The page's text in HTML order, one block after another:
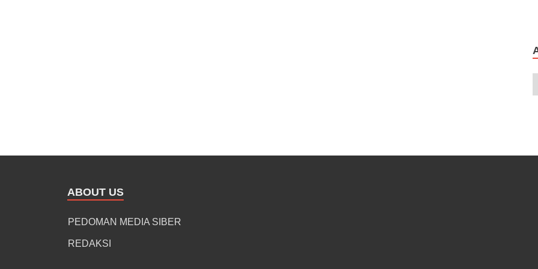
ABOUT US
PEDOMAN MEDIA SIBER
REDAKSI